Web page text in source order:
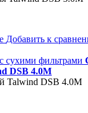
Добавить к
сухими фильтрами
DSB 4.0M